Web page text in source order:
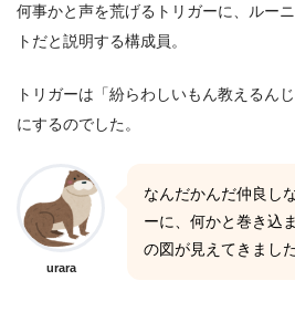
何事かと声を荒げるトリガーに、ルー
トだと説明する構成員。
トリガーは「紛らわしいもん教えるん
にするのでした。
urara
なんだかんだ仲良し
ーに、何かと巻き込
の図が見えてきまし